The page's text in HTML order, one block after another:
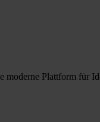
Plattform